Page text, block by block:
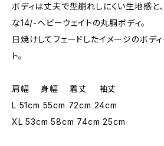
ボディは丈夫で型崩れしにくい生地感と
な14/-ヘビーウェイトの丸胴ボディ。
日焼けしてフェードしたイメージのボデ
ト。
肩幅 身幅 着丈 袖丈
L 51cm 55cm 72cm 24cm
XL 53cm 58cm 74cm 25cm